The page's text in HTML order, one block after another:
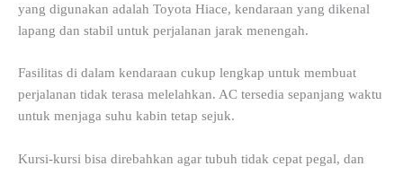
yang digunakan adalah Toyota Hiace, kendaraan yang dikenal
lapang dan stabil untuk perjalanan jarak menengah.
Fasilitas di dalam kendaraan cukup lengkap untuk membuat
perjalanan tidak terasa melelahkan. AC tersedia sepanjang waktu
untuk menjaga suhu kabin tetap sejuk.
Kursi-kursi bisa direbahkan agar tubuh tidak cepat pegal, dan